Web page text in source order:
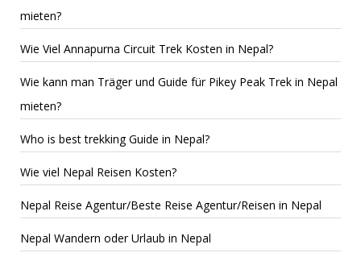
mieten?
Wie Viel Annapurna Circuit Trek Kosten in Nepal?
Wie kann man Träger und Guide für Pikey Peak Trek in Nepal
mieten?
Who is best trekking Guide in Nepal?
Wie viel Nepal Reisen Kosten?
Nepal Reise Agentur/Beste Reise Agentur/Reisen in Nepal
Nepal Wandern oder Urlaub in Nepal